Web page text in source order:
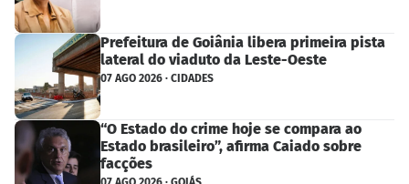
Prefeitura de Goiânia libera primeira pista
lateral do viaduto da Leste-Oeste
07 AGO 2026 · CIDADES
“O Estado do crime hoje se compara ao
Estado brasileiro”, afirma Caiado sobre
facções